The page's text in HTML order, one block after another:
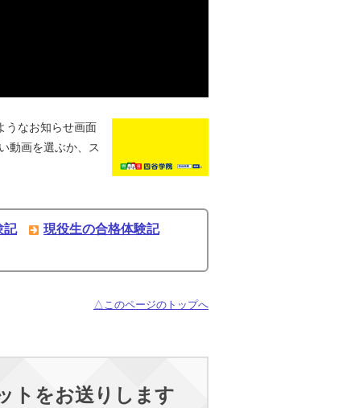
うなお知らせ画面
動画を選ぶか、ス
記
現役生の合格体験記
△このページのトップへ
トをお送りします